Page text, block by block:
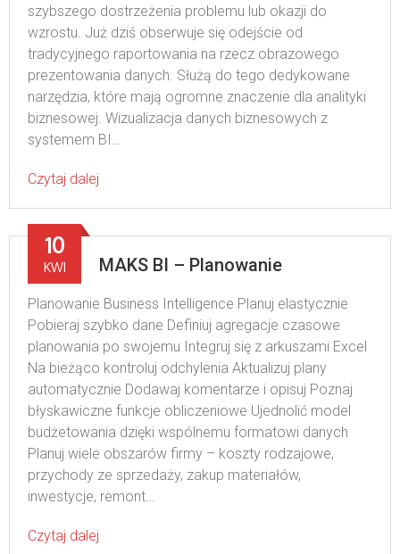
szybszego dostrzeżenia problemu lub okazji do
wzrostu. Już dziś obserwuje się odejście od
tradycyjnego raportowania na rzecz obrazowego
prezentowania danych. Służą do tego dedykowane
narzędzia, które mają ogromne znaczenie dla analityki
biznesowej. Wizualizacja danych biznesowych z
systemem BI…
Czytaj dalej
MAKS BI – Planowanie
10
KWI
Planowanie Business Intelligence Planuj elastycznie
Pobieraj szybko dane Definiuj agregacje czasowe
planowania po swojemu Integruj się z arkuszami Excel
Na bieżąco kontroluj odchylenia Aktualizuj plany
automatycznie Dodawaj komentarze i opisuj Poznaj
błyskawiczne funkcje obliczeniowe Ujednolić model
budżetowania dzięki wspólnemu formatowi danych
Planuj wiele obszarów firmy – koszty rodzajowe,
przychody ze sprzedaży, zakup materiałów,
inwestycje, remont…
Czytaj dalej